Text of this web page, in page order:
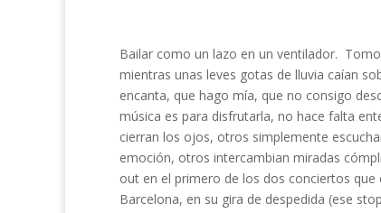
Bailar como un lazo en un ventilador.
mientras unas leves gotas de lluvia caían
encanta, que hago mía, que no consigo
música es para disfrutarla, no hace falta
cierran los ojos, otros simplemente
emoción, otros intercambian miradas
out en el primero de los dos conciertos que
Barcelona, en su gira de despedida (ese